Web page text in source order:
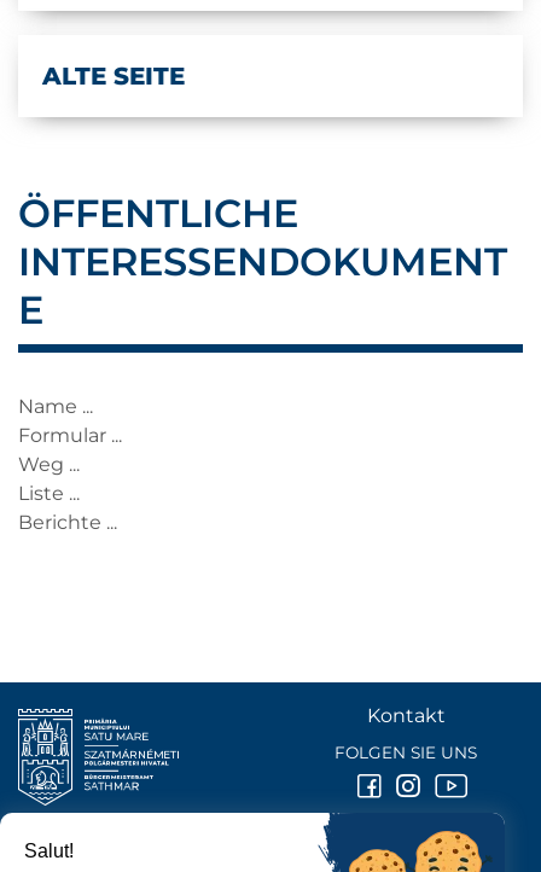
ALTE SEITE
ÖFFENTLICHE
INTERESSENDOKUMENT
E
Name ...
Formular ...
Weg ...
Liste ...
Berichte ...
BÜRGERMEISTERAMT DER STADT
Kontakt
FOLGEN SIE UNS
Salut!